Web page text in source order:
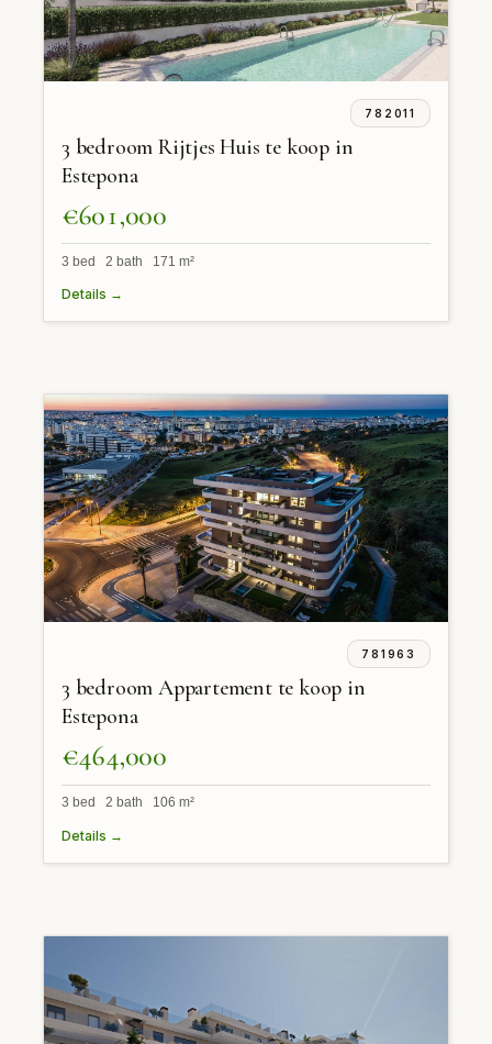
782011
3 bedroom Rijtjes Huis te koop in
Estepona
€601,000
3 bed 2 bath 171 m²
Details →
781963
3 bedroom Appartement te koop in
Estepona
€464,000
3 bed 2 bath 106 m²
Details →